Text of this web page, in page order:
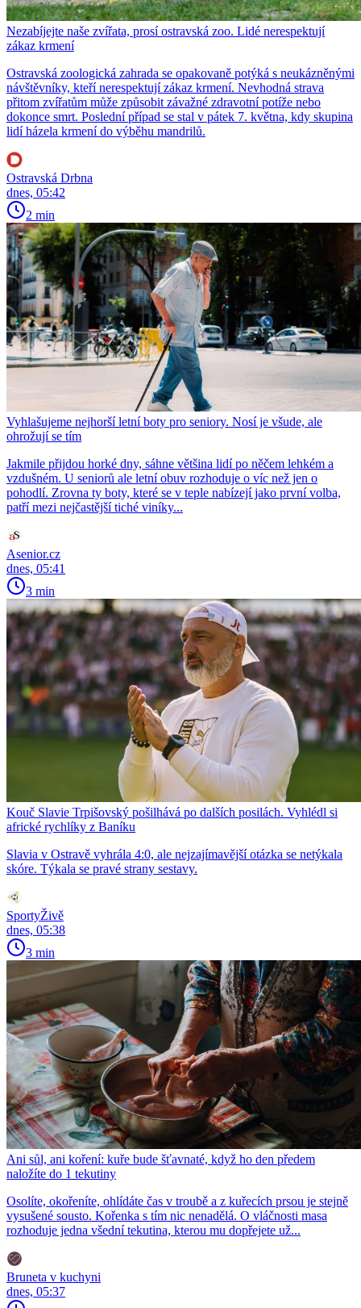
Nezabíjejte naše zvířata, prosí ostravská zoo. Lidé nerespektují
zákaz krmení
Ostravská zoologická zahrada se opakovaně potýká s neukázněnými
návštěvníky, kteří nerespektují zákaz krmení. Nevhodná strava
přitom zvířatům může způsobit závažné zdravotní potíže nebo
dokonce smrt. Poslední případ se stal v pátek 7. května, kdy skupina
lidí házela krmení do výběhu mandrilů.
Ostravská Drbna
dnes, 05:42
2 min
Vyhlašujeme nejhorší letní boty pro seniory. Nosí je všude, ale
ohrožují se tím
Jakmile přijdou horké dny, sáhne většina lidí po něčem lehkém a
vzdušném. U seniorů ale letní obuv rozhoduje o víc než jen o
pohodlí. Zrovna ty boty, které se v teple nabízejí jako první volba,
patří mezi nejčastější tiché viníky...
Asenior.cz
dnes, 05:41
3 min
Kouč Slavie Trpišovský pošilhává po dalších posilách. Vyhlédl si
africké rychlíky z Baníku
Slavia v Ostravě vyhrála 4:0, ale nejzajímavější otázka se netýkala
skóre. Týkala se pravé strany sestavy.
SportyŽivě
dnes, 05:38
3 min
Ani sůl, ani koření: kuře bude šťavnaté, když ho den předem
naložíte do 1 tekutiny
Osolíte, okořeníte, ohlídáte čas v troubě a z kuřecích prsou je stejně
vysušené sousto. Kořenka s tím nic nenadělá. O vláčnosti masa
rozhoduje jedna všední tekutina, kterou mu dopřejete už...
Bruneta v kuchyni
dnes, 05:37